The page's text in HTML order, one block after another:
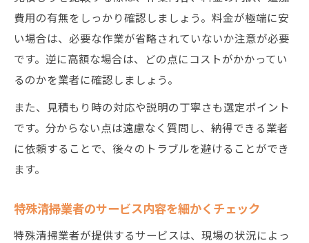
費用の有無をしっかり確認しましょう。料金が極端に安
い場合は、必要な作業が省略されていないか注意が必要
です。逆に高額な場合は、どの点にコストがかかってい
るのかを業者に確認しましょう。
また、見積もり時の対応や説明の丁寧さも選定ポイント
です。分からない点は遠慮なく質問し、納得できる業者
に依頼することで、後々のトラブルを避けることができ
ます。
特殊清掃業者のサービス内容を細かくチェック
特殊清掃業者が提供するサービスは、現場の状況によっ